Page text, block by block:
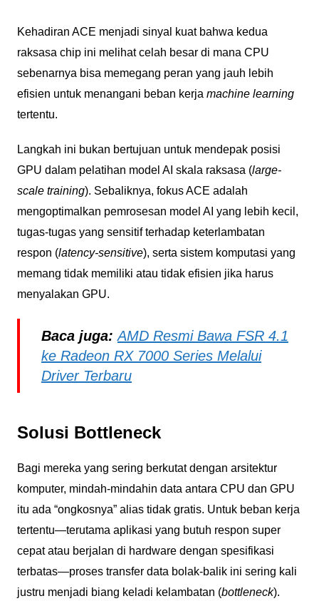
Kehadiran ACE menjadi sinyal kuat bahwa kedua
raksasa chip ini melihat celah besar di mana CPU
sebenarnya bisa memegang peran yang jauh lebih
efisien untuk menangani beban kerja machine learning
tertentu.
Langkah ini bukan bertujuan untuk mendepak posisi
GPU dalam pelatihan model AI skala raksasa (large-
scale training). Sebaliknya, fokus ACE adalah
mengoptimalkan pemrosesan model AI yang lebih kecil,
tugas-tugas yang sensitif terhadap keterlambatan
respon (latency-sensitive), serta sistem komputasi yang
memang tidak memiliki atau tidak efisien jika harus
menyalakan GPU.
Baca juga:AMD Resmi Bawa FSR 4.1
ke Radeon RX 7000 Series Melalui
Driver Terbaru
Solusi Bottleneck
Bagi mereka yang sering berkutat dengan arsitektur
komputer, mindah-mindahin data antara CPU dan GPU
itu ada “ongkosnya” alias tidak gratis. Untuk beban kerja
tertentu—terutama aplikasi yang butuh respon super
cepat atau berjalan di hardware dengan spesifikasi
terbatas—proses transfer data bolak-balik ini sering kali
justru menjadi biang keladi kelambatan (bottleneck).